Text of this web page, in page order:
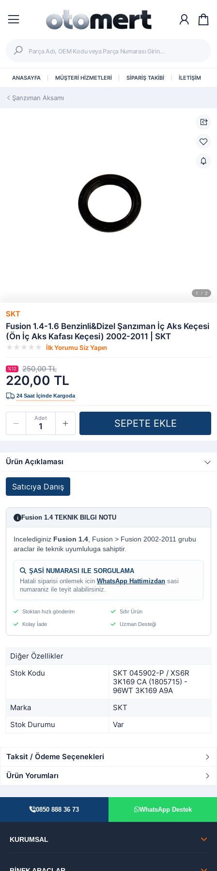
ANASAYFA MÜŞTERİ HİZMETLERİ SİPARİŞ TAKİBİ İLETİŞİM
Şanzıman Aksamı
SKT
Fusion 1.4-1.6 Benzinli&Dizel Şanzıman İç Aks Keçesi
(Ön İç Aks Kafası Keçesi) 2002-2011 | SKT
İlk Yorumu Siz Yapın
220,00 TL
%12 250,00 TL
Adet
Ürün Açıklaması
Satıcıya Danış
i Fusion 1.4 TEKNIK BILGI NOTU
Incelediginiz Fusion 1.4, Fusion > Fusion 2002-2011 grubu
araclar ile teknik uyumluluga sahiptir.
ŞASİ NUMARASI ILE SORGULAMA
Hatali siparisi onlemek icin WhatsApp Hattimizdan sasi
numaraniz ile teyit alabilirsiniz.
Stoktan hızlı gönderim Sıfır Ürün
Kolay İade Uzman Desteği
Diğer Özellikler
Stok Kodu
SKT 045902-P / XS6R
3K169 CA (1805715) -
96WT 3K169 A9A
Marka
SKT
Stok Durumu
Var
Taksit / Ödeme Seçenekleri
Ürün Yorumları
0850 888 36 73 WhatsApp Destek
KURUMSAL